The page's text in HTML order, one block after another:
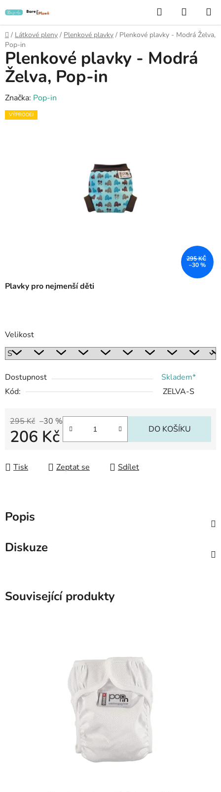
na
obsah
Hledat
KOŠÍK
Domů
/ Látkové pleny / Plenkové plavky / Plenkové plavky - Modrá Želva,
Pop-in
Plavky pro nejmenší děti
Velikost
Dostupnost
Skladem*
Kód:
ZELVA-S
295 Kč –30 %
206 Kč DO KOŠÍKU
Tisk Zeptat se Sdílet
Plenkové plavky - Modrá
Želva, Pop-in
Značka: Pop-in
VÝPRODEJ
295 KČ
–30 %
Popis
Diskuze
Související produkty